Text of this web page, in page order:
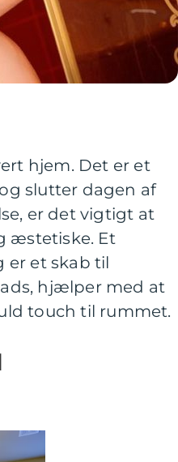
hjem. Det er et
slutter dagen af
er det vigtigt at
æstetiske. Et
er et skab til
hjælper med at
touch til rummet.